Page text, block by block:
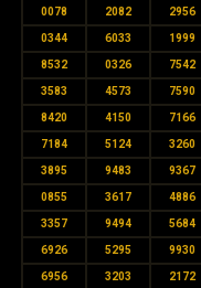
0078 2082 2956
0344 6033 1999
8532 0326 7542
3583 4573 7590
8420 4150 7166
7184 5124 3260
3895 9483 9367
0855 3617 4886
3357 9494 5684
6926 5295 9930
6956 3203 2172